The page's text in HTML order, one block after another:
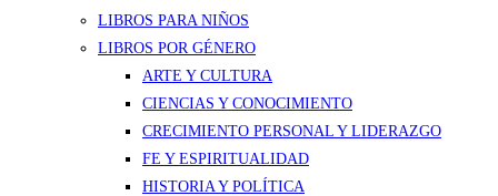
LIBROS PARA NIÑOS
LIBROS POR GÉNERO
ARTE Y CULTURA
CIENCIAS Y CONOCIMIENTO
CRECIMIENTO PERSONAL Y LIDERAZGO
FE Y ESPIRITUALIDAD
HISTORIA Y POLÍTICA